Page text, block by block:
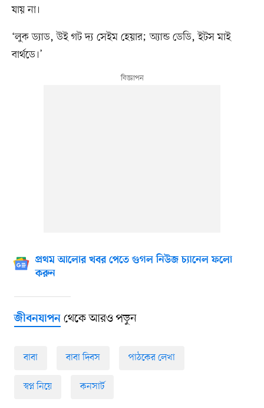
যায় না।
‘লুক ড্যাড, উই গট দ্য সেইম হেয়ার; অ্যান্ড ডেডি, ইটস মাই
বার্থডে।’
প্রথম আলোর খবর পেতে গুগল নিউজ চ্যানেল ফলো
করুন
জীবনযাপনথেকে আরও পড়ুন
বাবা বাবা দিবস পাঠকের লেখা
স্বপ্ন নিয়ে কনসার্ট